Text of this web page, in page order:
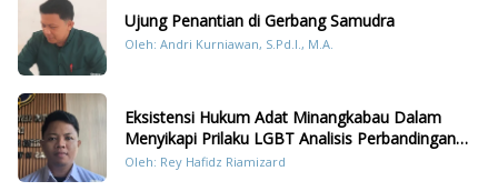
Ujung Penantian di Gerbang Samudra
Oleh: Andri Kurniawan, S.Pd.I., M.A.
Eksistensi Hukum Adat Minangkabau Dalam
Menyikapi Prilaku LGBT Analisis Perbandingan
Dengan Hukum Pidana
Oleh: Rey Hafidz Riamizard